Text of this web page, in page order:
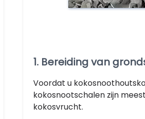
1. Bereiding van
Voordat u
kokosnootschalen zijn
kokosvrucht.